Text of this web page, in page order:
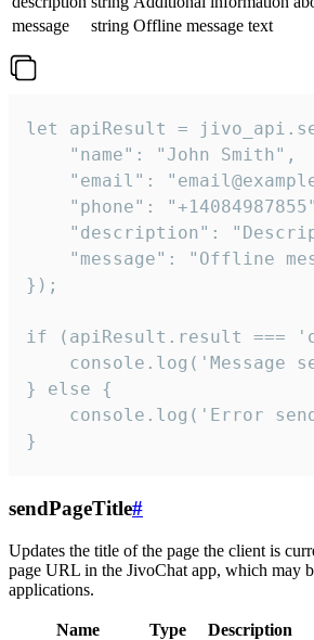
message
string Offline message text
let apiResult =
    "name": "John Smith",
"email":
"phone":
"description":
"message": "Offline
});
if (apiResult.result ===
console.log('Message
} else {
console.log('Error
}
sendPageTitle#
Updates the title of the page the client is
page URL in the JivoChat app, which may
applications.
Name Type
Description